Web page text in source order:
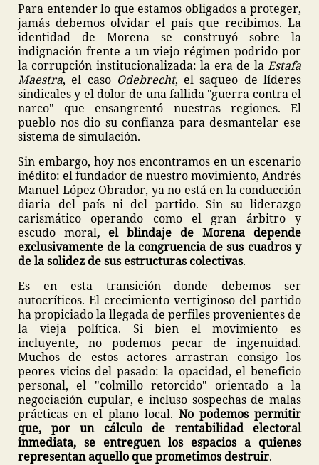
Para entender lo que estamos obligados a proteger,
jamás debemos olvidar el país que recibimos. La
identidad de Morena se construyó sobre la
indignación frente a un viejo régimen podrido por
la corrupción institucionalizada: la era de la Estafa
Maestra, el caso Odebrecht, el saqueo de líderes
sindicales y el dolor de una fallida "guerra contra el
narco" que ensangrentó nuestras regiones. El
pueblo nos dio su confianza para desmantelar ese
sistema de simulación.
Sin embargo, hoy nos encontramos en un escenario
inédito: el fundador de nuestro movimiento, Andrés
Manuel López Obrador, ya no está en la conducción
diaria del país ni del partido. Sin su liderazgo
carismático operando como el gran árbitro y
escudo moral, el blindaje de Morena depende
exclusivamente de la congruencia de sus cuadros y
de la solidez de sus estructuras colectivas.
Es en esta transición donde debemos ser
autocríticos. El crecimiento vertiginoso del partido
ha propiciado la llegada de perfiles provenientes de
la vieja política. Si bien el movimiento es
incluyente, no podemos pecar de ingenuidad.
Muchos de estos actores arrastran consigo los
peores vicios del pasado: la opacidad, el beneficio
personal, el "colmillo retorcido" orientado a la
negociación cupular, e incluso sospechas de malas
prácticas en el plano local. No podemos permitir
que, por un cálculo de rentabilidad electoral
inmediata, se entreguen los espacios a quienes
representan aquello que prometimos destruir.